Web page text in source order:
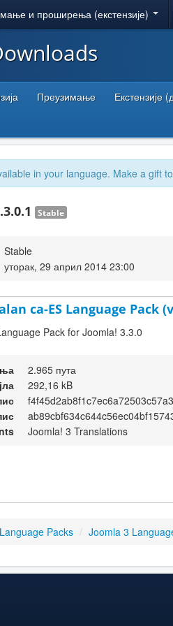
и проширења (екстензије)
Преузимање Екстензије
in your language. Make a gift
Stable
Stable
уторак, 29 април 2014 23:00
ca-ES Language Pack
Pack for Joomla! 3.3.0
2.965 пута
292,16 kB
Joomla! 3 Translations
Language Packs / Joomla 3